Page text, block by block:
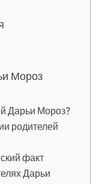
Мороз
Дарьи Мороз?
родителей
факт
Дарьи